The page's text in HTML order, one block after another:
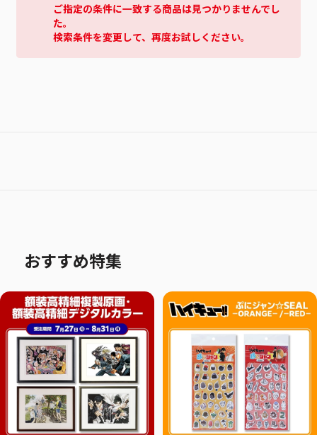
ご指定の条件に一致する商品は見つかりませんでし
た。
検索条件を変更して、再度お試しください。
おすすめ特集